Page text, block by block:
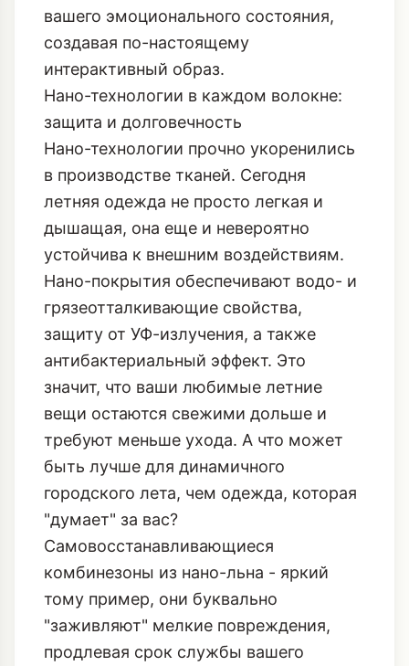
вашего эмоционального состояния,
создавая по-настоящему
интерактивный образ.
Нано-технологии в каждом волокне:
защита и долговечность
Нано-технологии прочно укоренились
в производстве тканей. Сегодня
летняя одежда не просто легкая и
дышащая, она еще и невероятно
устойчива к внешним воздействиям.
Нано-покрытия обеспечивают водо- и
грязеотталкивающие свойства,
защиту от УФ-излучения, а также
антибактериальный эффект. Это
значит, что ваши любимые летние
вещи остаются свежими дольше и
требуют меньше ухода. А что может
быть лучше для динамичного
городского лета, чем одежда, которая
"думает" за вас?
Самовосстанавливающиеся
комбинезоны из нано-льна - яркий
тому пример, они буквально
"заживляют" мелкие повреждения,
продлевая срок службы вашего